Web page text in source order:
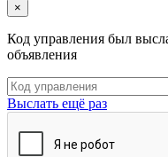
×
Код управления был
объявления
Выслать ещё раз